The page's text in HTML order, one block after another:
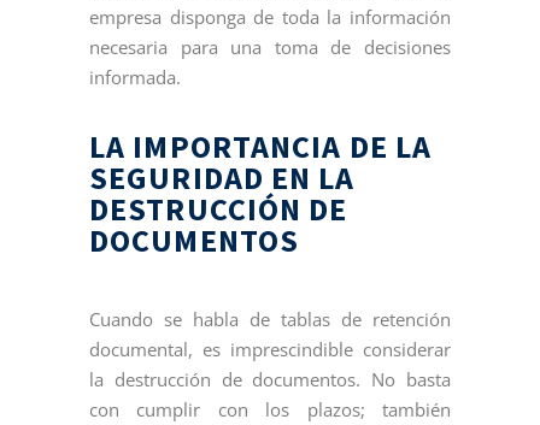
empresa disponga de toda la información
necesaria para una toma de decisiones
informada.
LA IMPORTANCIA DE LA
SEGURIDAD EN LA
DESTRUCCIÓN DE
DOCUMENTOS
Cuando se habla de tablas de retención
documental, es imprescindible considerar
la destrucción de documentos. No basta
con cumplir con los plazos; también